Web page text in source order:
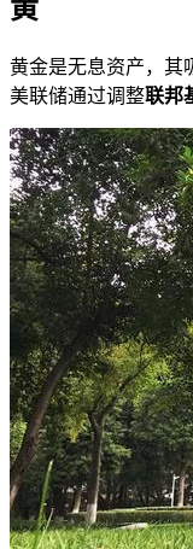
黄
黄金是无息资产，其
美联储通过调整联邦